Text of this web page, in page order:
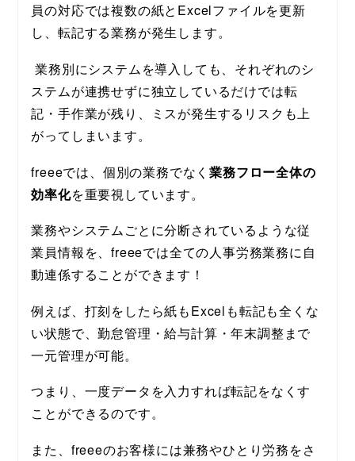
員の対応では複数の紙とExcelファイルを更新
し、転記する業務が発生します。
業務別にシステムを導入しても、それぞれのシ
ステムが連携せずに独立しているだけでは転
記・手作業が残り、ミスが発生するリスクも上
がってしまいます。
freeeでは、個別の業務でなく業務フロー全体の
効率化を重要視しています。
業務やシステムごとに分断されているような従
業員情報を、freeeでは全ての人事労務業務に自
動連係することができます！
例えば、打刻をしたら紙もExcelも転記も全くな
い状態で、勤怠管理・給与計算・年末調整まで
一元管理が可能。
つまり、一度データを入力すれば転記をなくす
ことができるのです。
また、freeeのお客様には兼務やひとり労務をさ